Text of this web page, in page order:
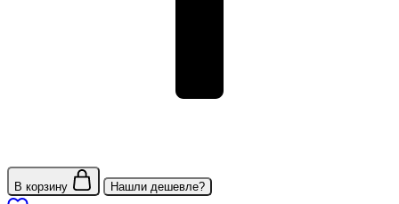
В корзину Нашли дешевле?